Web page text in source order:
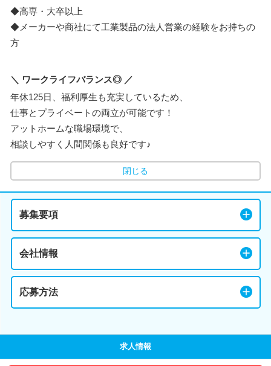
◆高専・大卒以上
◆メーカーや商社にて工業製品の法人営業の経験をお持ちの
方
＼ ワークライフバランス◎ ／
年休125日、福利厚生も充実しているため、
仕事とプライベートの両立が可能です！
アットホームな職場環境で、
相談しやすく人間関係も良好です♪
閉じる
募集要項
会社情報
応募方法
求人情報